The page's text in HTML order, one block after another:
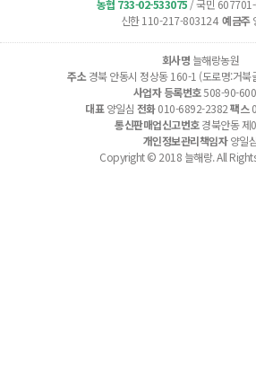
농협 733-02-533075 / 국민
신한 110-217-803124 예금주
회사명 늘해랑농원
주소경북 안동시 정상동 160-1 (도로명:거북
사업자 등록번호508-90-
대표양일심 전화010-6892-2382팩스
통신판매업신고번호경북안동 제
개인정보관리책임자양일심
Copyright © 2018 늘해랑. All